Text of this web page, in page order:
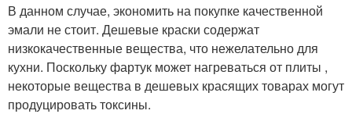
В данном случае, экономить на покупке качественной
эмали не стоит. Дешевые краски содержат
низкокачественные вещества, что нежелательно для
кухни. Поскольку фартук может нагреваться от плиты ,
некоторые вещества в дешевых красящих товарах могут
продуцировать токсины.